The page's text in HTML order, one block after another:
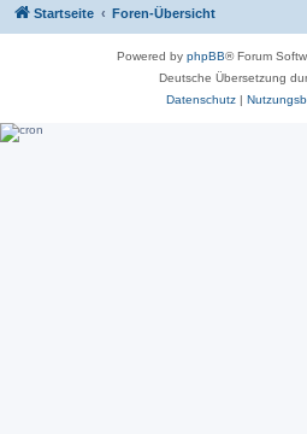
Startseite Foren-Übersicht
Powered by phpBB® Forum
Deutsche Übersetzung
Datenschutz|